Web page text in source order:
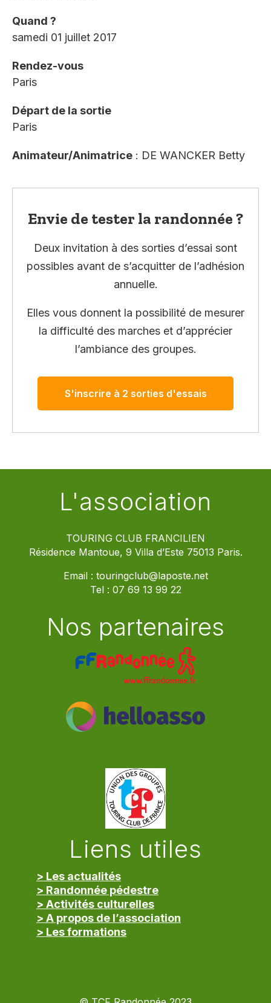
Quand ?
samedi 01 juillet 2017
Rendez-vous
Paris
Départ de la sortie
Paris
Animateur/Animatrice : DE WANCKER Betty
Envie de tester la randonnée ?
Deux invitation à des sorties d’essai sont
possibles avant de s’acquitter de l’adhésion
annuelle.
Elles vous donnent la possibilité de mesurer
la difficulté des marches et d’apprécier
l’ambiance des groupes.
S'inscrire à 2 sorties d'essais
L'association
TOURING CLUB FRANCILIEN
Résidence Mantoue, 9 Villa d’Este 75013 Paris.
Email : touringclub@laposte.net
Tel : 07 69 13 99 22
Nos partenaires
Liens utiles
> Les actualités
> Randonnée pédestre
> Activités culturelles
> A propos de l’association
> Les formations